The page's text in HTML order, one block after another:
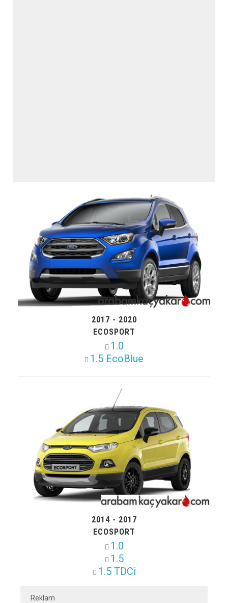
2017 - 2020
ECOSPORT
1.0
1.5 EcoBlue
2014 - 2017
ECOSPORT
1.0
1.5
1.5 TDCi
Reklam